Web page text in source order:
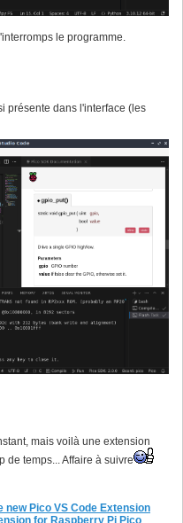
le programme.
présente dans l'interface (les
mais voilà une extension
de temps... Affaire à suivre
new Pico VS Code Extension